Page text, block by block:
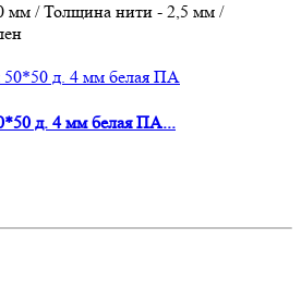
мм / Толщина нити - 2,5 мм /
д. 4 мм белая ПА...